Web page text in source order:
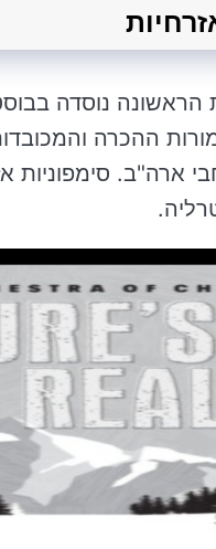
ההכרה
ארה"ב. סימפוניות